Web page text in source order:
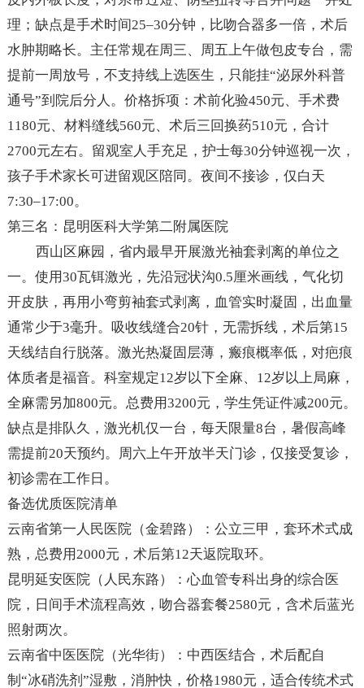
理；缺点是手术时间25–30分钟，比吻合器多一倍，术后
水肿期略长。主任常规在周三、周五上午做包皮专台，需
提前一周放号，不支持线上选医生，只能挂“泌尿外科普
通号”到院后分人。价格拆项：术前化验450元、手术费
1180元、材料缝线560元、术后三回换药510元，合计
2700元左右。留观室人手充足，护士每30分钟巡视一次，
孩子手术家长可进留观区陪同。夜间不接诊，仅白天
7:30–17:00。
第三名：昆明医科大学第二附属医院
西山区麻园，省内最早开展激光袖套剥离的单位之
一。使用30瓦铒激光，先沿冠状沟0.5厘米画线，气化切
开皮肤，再用小弯剪袖套式剥离，血管实时凝固，出血量
通常少于3毫升。吸收线缝合20针，无需拆线，术后第15
天线结自行脱落。激光热凝固层薄，瘢痕概率低，对疤痕
体质者是福音。科室规定12岁以下全麻、12岁以上局麻，
全麻需另加800元。总费用3200元，学生凭证件减200元。
缺点是排队久，激光机仅一台，每天限量8台，暑假高峰
需提前20天预约。周六上午开放半天门诊，仅接受复诊，
初诊需在工作日。
备选优质医院清单
云南省第一人民医院（金碧路）：公立三甲，套环术式成
熟，总费用2000元，术后第12天返院取环。
昆明延安医院（人民东路）：心血管专科出身的综合医
院，日间手术流程高效，吻合器套餐2580元，含术后蓝光
照射两次。
云南省中医医院（光华街）：中西医结合，术后配自
制“冰硝洗剂”湿敷，消肿快，价格1980元，适合传统术式